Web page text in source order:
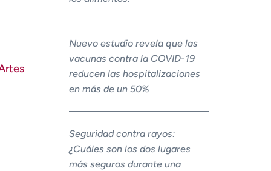
Nuevo estudio revela que las
vacunas contra la COVID-19
reducen las hospitalizaciones
en más de un 50%
Seguridad contra rayos:
¿Cuáles son los dos lugares
más seguros durante una